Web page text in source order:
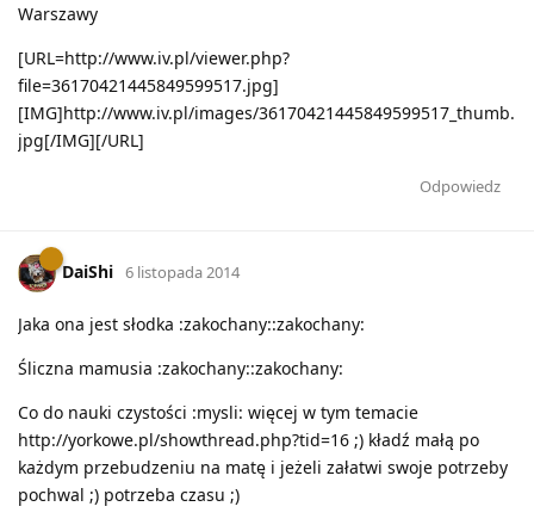
Warszawy
[URL=http://www.iv.pl/viewer.php?
file=36170421445849599517.jpg]
[IMG]http://www.iv.pl/images/36170421445849599517_thumb.
jpg[/IMG][/URL]
Odpowiedz
DaiShi 6 listopada 2014
Jaka ona jest słodka :zakochany::zakochany:
Śliczna mamusia :zakochany::zakochany:
Co do nauki czystości :mysli: więcej w tym temacie
http://yorkowe.pl/showthread.php?tid=16 ;) kładź małą po
każdym przebudzeniu na matę i jeżeli załatwi swoje potrzeby
pochwal ;) potrzeba czasu ;)